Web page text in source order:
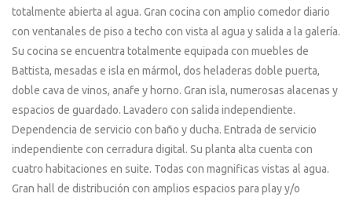
totalmente abierta al agua. Gran cocina con amplio comedor diario
con ventanales de piso a techo con vista al agua y salida a la galería.
Su cocina se encuentra totalmente equipada con muebles de
Battista, mesadas e isla en mármol, dos heladeras doble puerta,
doble cava de vinos, anafe y horno. Gran isla, numerosas alacenas y
espacios de guardado. Lavadero con salida independiente.
Dependencia de servicio con baño y ducha. Entrada de servicio
independiente con cerradura digital. Su planta alta cuenta con
cuatro habitaciones en suite. Todas con magnificas vistas al agua.
Gran hall de distribución con amplios espacios para play y/o